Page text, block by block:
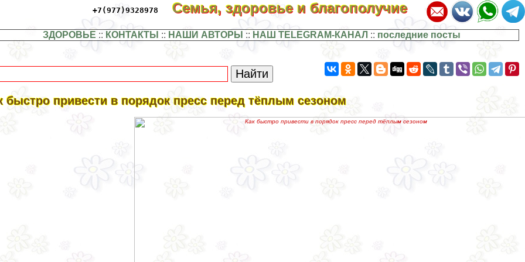
+7(977)9328978 Семья, здоровье и благополучие
ЗДОРОВЬЕ :: КОНТАКТЫ :: НАШИ АВТОРЫ :: НАШ TELEGRAM-КАНАЛ :: последние посты
быстро привести в порядок пресс перед тёплым сезоном